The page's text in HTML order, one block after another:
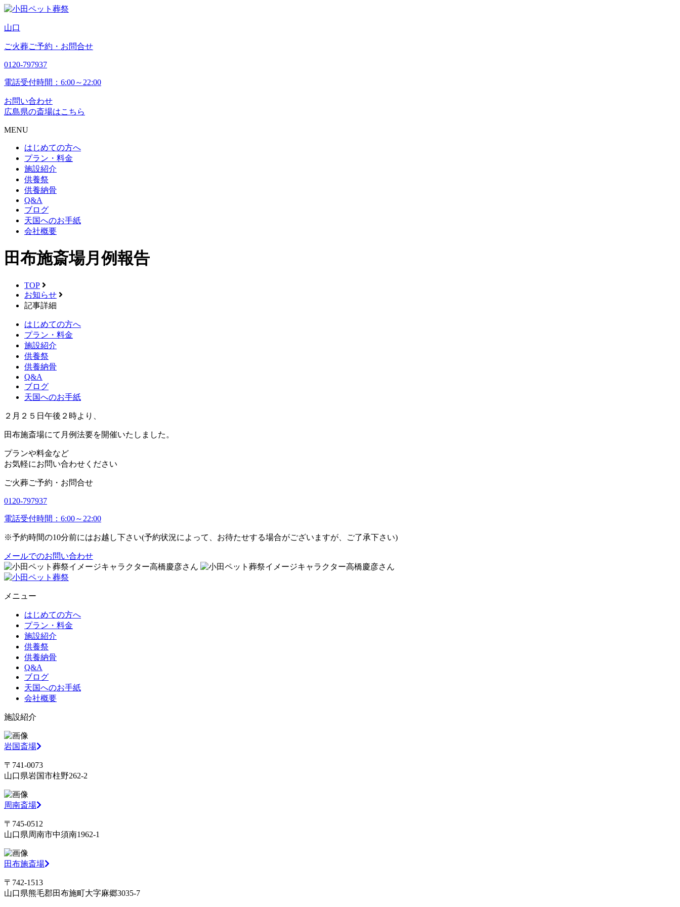
山口
ご火葬ご予約・お問合せ
0120-797937
電話受付時間：6:00～22:00
お問い合わせ
広島県の斎場はこちら
MENU
はじめての方へ
プラン・料金
施設紹介
供養祭
供養納骨
Q&A
ブログ
天国へのお手紙
会社概要
田布施斎場月例報告
TOP
お知らせ
記事詳細
はじめての方へ
プラン・料金
施設紹介
供養祭
供養納骨
Q&A
ブログ
天国へのお手紙
２月２５日午後２時より、
田布施斎場にて月例法要を開催いたしました。
プランや料金など
お気軽にお問い合わせください
ご火葬ご予約・お問合せ
0120-797937
電話受付時間：6:00～22:00
※予約時間の10分前にはお越し下さい(予約状況によって、お待たせする場合がございますが、ご了承下さい)
メールでのお問い合わせ
メニュー
はじめての方へ
プラン・料金
施設紹介
供養祭
供養納骨
Q&A
ブログ
天国へのお手紙
会社概要
施設紹介
岩国斎場
〒741-0073
山口県岩国市柱野262-2
周南斎場
〒745-0512
山口県周南市中須南1962-1
田布施斎場
〒742-1513
山口県熊毛郡田布施町大字麻郷3035-7